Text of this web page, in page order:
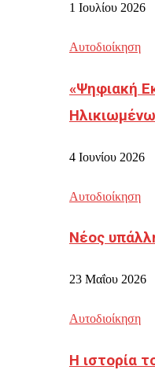
1 Ιουλίου 2026
Αυτοδιοίκηση
«Ψηφιακή
4 Ιουνίου 2026
Αυτοδιοίκηση
Νέος
23 Μαΐου 2026
Αυτοδιοίκηση
Η ιστορία